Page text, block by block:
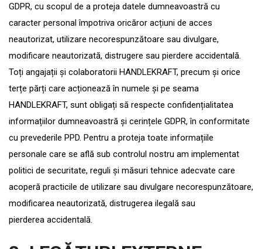
GDPR, cu scopul de a proteja datele dumneavoastră cu
caracter personal împotriva oricăror acțiuni de acces
neautorizat, utilizare necorespunzătoare sau divulgare,
modificare neautorizată, distrugere sau pierdere accidentală.
Toți angajații și colaboratorii HANDLEKRAFT, precum și orice
terțe părți care acționează în numele și pe seama
HANDLEKRAFT, sunt obligați să respecte confidențialitatea
informațiilor dumneavoastră și cerințele GDPR, în conformitate
cu prevederile PPD. Pentru a proteja toate informațiile
personale care se află sub controlul nostru am implementat
politici de securitate, reguli și măsuri tehnice adecvate care
acoperă practicile de utilizare sau divulgare necorespunzătoare,
modificarea neautorizată, distrugerea ilegală sau
pierderea accidentală.